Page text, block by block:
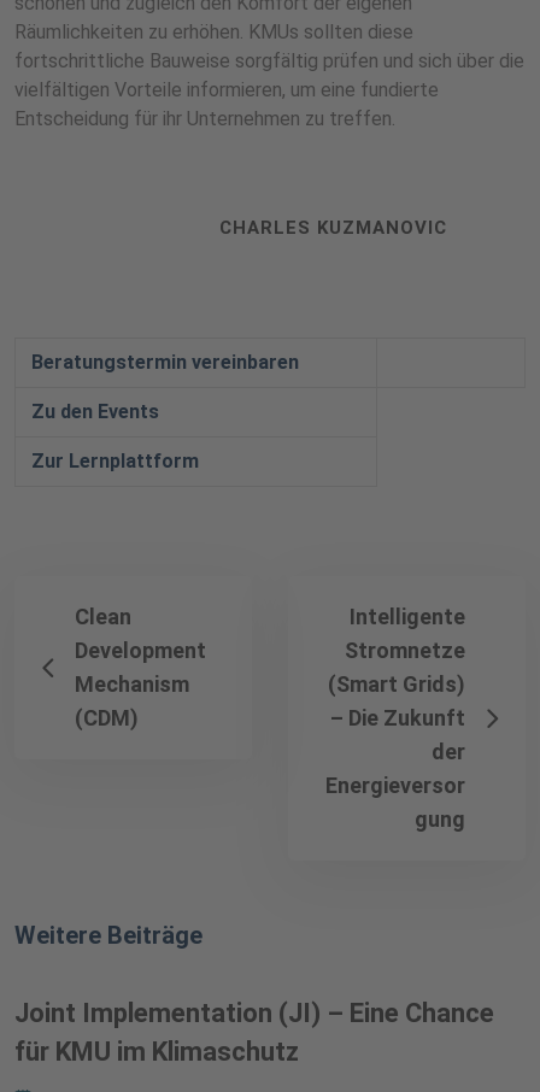
Räumlichkeiten zu erhöhen. KMUs sollten diese
fortschrittliche Bauweise sorgfältig prüfen und sich über die
vielfältigen Vorteile informieren, um eine fundierte
Entscheidung für ihr Unternehmen zu treffen.
CHARLES KUZMANOVIC
Beratungstermin vereinbaren
Zu den Events
Zur Lernplattform
Clean
Development
Mechanism
(CDM)
Intelligente
Stromnetze
(Smart Grids)
– Die Zukunft
der
Energieversor
gung
Weitere Beiträge
Joint Implementation (JI) – Eine Chance
für KMU im Klimaschutz